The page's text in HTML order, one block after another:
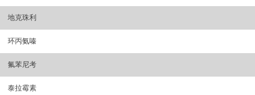
地克珠利
环丙氨嗪
氟苯尼考
泰拉霉素